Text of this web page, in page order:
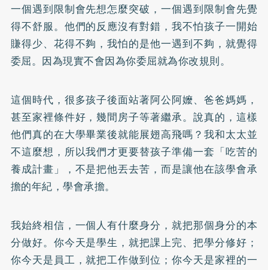
一個遇到限制會先想怎麼突破，一個遇到限制會先覺
得不舒服。他們的反應沒有對錯，我不怕孩子一開始
賺得少、花得不夠，我怕的是他一遇到不夠，就覺得
委屈。因為現實不會因為你委屈就為你改規則。
這個時代，很多孩子後面站著阿公阿嬤、爸爸媽媽，
甚至家裡條件好，幾間房子等著繼承。說真的，這樣
他們真的在大學畢業後就能展翅高飛嗎？我和太太並
不這麼想，所以我們才更要替孩子準備一套「吃苦的
養成計畫」，不是把他丟去苦，而是讓他在該學會承
擔的年紀，學會承擔。
我始終相信，一個人有什麼身分，就把那個身分的本
分做好。你今天是學生，就把課上完、把學分修好；
你今天是員工，就把工作做到位；你今天是家裡的一